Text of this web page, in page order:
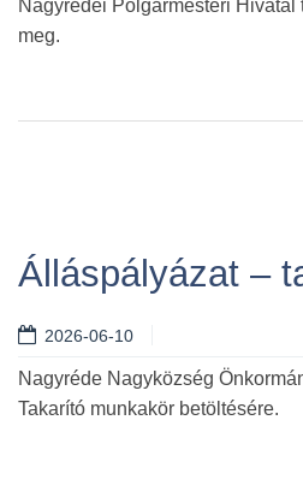
Nagyrédei Polgármesteri Hivatal
meg.
Álláspályázat –
2026-06-10
Nagyréde Nagyközség
Takarító munkakör betöltésére.